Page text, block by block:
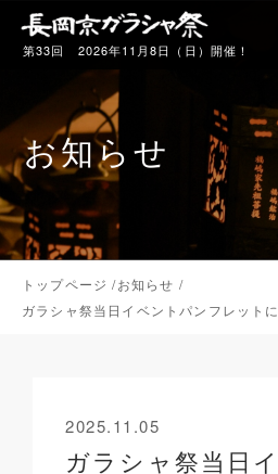
第33回 2026年11月8日（日）開催！
行列について
ギャラリー
お知らせ
トップページ
お知らせ
ガラシャ祭当日イベントパンフレット
2025.11.05
ガラシャ祭当日